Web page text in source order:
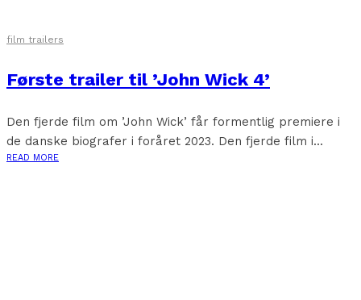
film trailers
Første trailer til ’John Wick 4’
Den fjerde film om ’John Wick’ får formentlig premiere i
de danske biografer i foråret 2023. Den fjerde film i...
READ MORE